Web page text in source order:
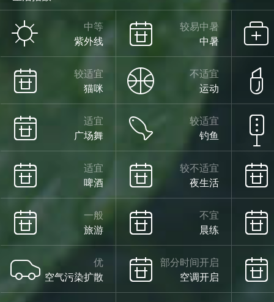
中等
紫外线
较易中暑
中暑
较适宜
猫咪
不适宜
运动
适宜
广场舞
较适宜
钓鱼
适宜
啤酒
较不适宜
夜生活
一般
旅游
不宜
晨练
优
空气污染扩散
部分时间开启
空调开启